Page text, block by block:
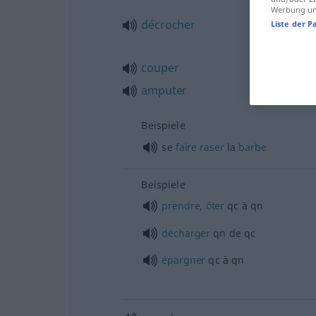
décrocher
couper
amputer
Beispiele
se faire raserla barbe
Beispiele
prendre, ôter qc à qn
décharger qn de qc
épargner qc à qn
Werbung
Liste der